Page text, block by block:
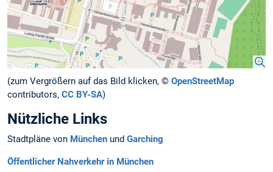
(zum Vergrößern auf das Bild klicken, © OpenStreetMap
contributors, CC BY-SA)
Nützliche Links
Stadtpläne von München und Garching
Öffentlicher Nahverkehr in München